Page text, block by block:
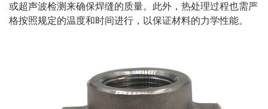
或超声波检测来确保焊缝的质量。此外，热处理过程也需严
格按照规定的温度和时间进行，以保证材料的力学性能。